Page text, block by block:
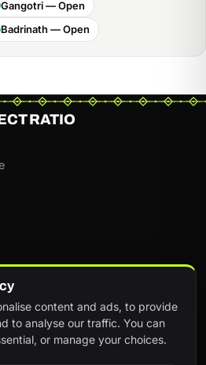
Gangotri — Open
Badrinath — Open
RATIO
content and ads, to provide
to analyse our traffic. You can
or manage your choices.